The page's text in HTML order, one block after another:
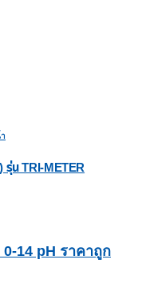
รุ่น TRI-METER